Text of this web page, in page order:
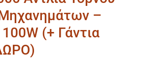
–
(+ Γάντια